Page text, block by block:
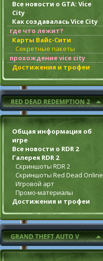
Все новости о GTA: Vice
City
Как создавалась Vice City
где что лежит?
Карты Вайс-Сити
Секретные пакеты
прохождение vice city
Достижения и трофеи
Общая информация об
игре
Все новости о RDR 2
Галерея RDR 2
Скриншоты RDR 2
Скриншоты Red Dead Online
Игровой арт
Промо-материалы
Достижения и трофеи